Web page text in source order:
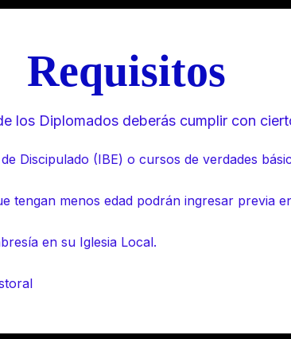
Requisitos
los Diplomados deberás cumplir con
Discipulado (IBE) o cursos de verdades
tengan menos edad podrán ingresar previa
en su Iglesia Local.